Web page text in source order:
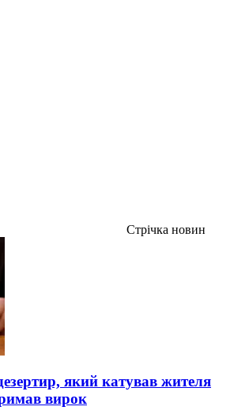
Стрічка новин
який катував жителя
вирок